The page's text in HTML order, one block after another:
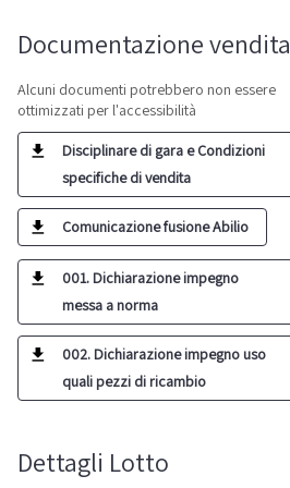
Documentazione vendita
Alcuni documenti potrebbero non essere
ottimizzati per l'accessibilità
Disciplinare di gara e Condizioni
specifiche di vendita
Comunicazione fusione Abilio
001. Dichiarazione impegno
messa a norma
002. Dichiarazione impegno uso
quali pezzi di ricambio
Dettagli Lotto